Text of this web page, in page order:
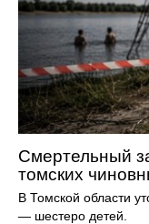
Смертельный
томских
В Томской области
— шестеро детей.